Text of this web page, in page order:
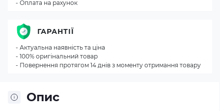
Опис
- Оплата на рахунок
ГАРАНТІЇ
- Актуальна наявність та ціна
- 100% оригінальний товар
- Повернення протягом 14 днів з моменту отримання товару